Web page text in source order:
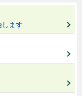
ます